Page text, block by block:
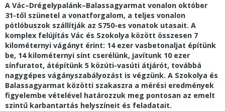
A Vác–Drégelypalánk–Balassagyarmat vonalon október
31-től szünetel a vonatforgalom, a teljes vonalon
pótlóbuszok szállítják az S750-es vonatok utasait. A
komplex felújítás Vác és Szokolya között összesen 7
kilométernyi vágányt érint: 14 ezer vasbetonaljat építünk
be, 14 kilométernyi sínt cserélünk, javítunk 10 ezer
sínfuratot, átépítünk 5 közúti-vasúti átjárót, továbbá
nagygépes vágányszabályozást is végzünk. A Szokolya és
Balassagyarmat közötti szakaszra a mérési eredmények
figyelembe vételével határozzuk meg pontosan az emelt
szintű karbantartás helyszíneit és feladatait.